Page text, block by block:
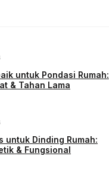
untuk Pondasi Rumah:
& Tahan Lama
untuk Dinding Rumah:
& Fungsional